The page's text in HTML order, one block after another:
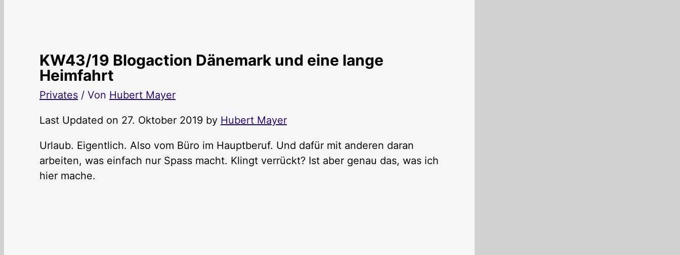
KW43/19 Blogaction Dänemark und eine lange
Heimfahrt
Privates / Von Hubert Mayer
Last Updated on 27. Oktober 2019 by Hubert Mayer
Urlaub. Eigentlich. Also vom Büro im Hauptberuf. Und dafür mit anderen daran
arbeiten, was einfach nur Spass macht. Klingt verrückt? Ist aber genau das, was ich
hier mache.